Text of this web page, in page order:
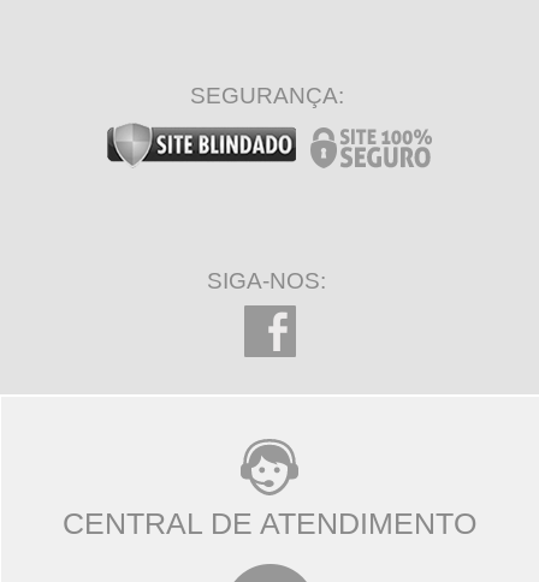
SEGURANÇA:
SIGA-NOS:
CENTRAL DE ATENDIMENTO